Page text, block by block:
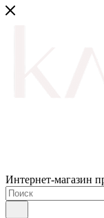
Интернет-магазин